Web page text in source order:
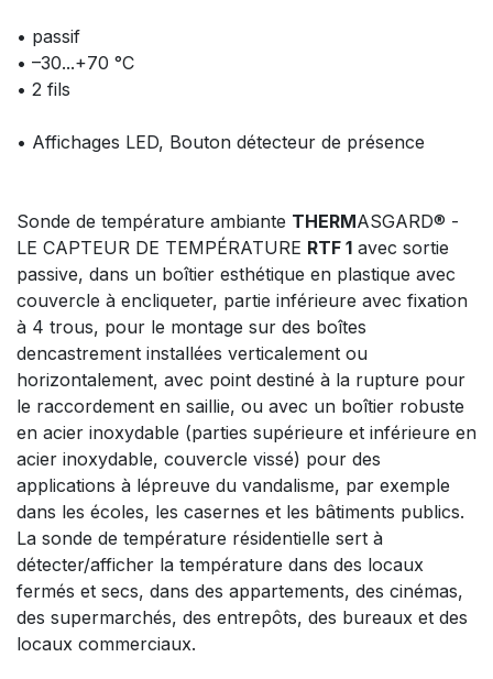
• passif
• –30...+70 °C
• 2 fils
• Affichages LED, Bouton détecteur de présence
Sonde de température ambiante THERMASGARD® -
LE CAPTEUR DE TEMPÉRATURE RTF 1 avec sortie
passive, dans un boîtier esthétique en plastique avec
couvercle à encliqueter, partie inférieure avec fixation
à 4 trous, pour le montage sur des boîtes
dencastrement installées verticalement ou
horizontalement, avec point destiné à la rupture pour
le raccordement en saillie, ou avec un boîtier robuste
en acier inoxydable (parties supérieure et inférieure en
acier inoxydable, couvercle vissé) pour des
applications à lépreuve du vandalisme, par exemple
dans les écoles, les casernes et les bâtiments publics.
La sonde de température résidentielle sert à
détecter/afficher la température dans des locaux
fermés et secs, dans des appartements, des cinémas,
des supermarchés, des entrepôts, des bureaux et des
locaux commerciaux.